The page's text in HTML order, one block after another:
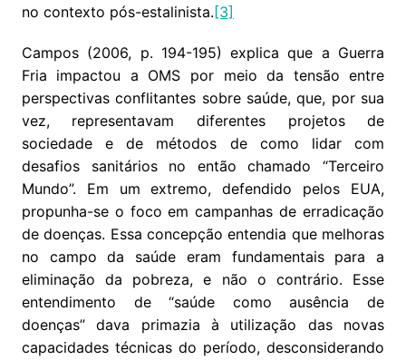
no contexto pós-estalinista. [3]
Campos (2006, p. 194-195) explica que a Guerra
Fria impactou a OMS por meio da tensão entre
perspectivas conflitantes sobre saúde, que, por sua
vez, representavam diferentes projetos de
sociedade e de métodos de como lidar com
desafios sanitários no então chamado “Terceiro
Mundo”. Em um extremo, defendido pelos EUA,
propunha-se o foco em campanhas de erradicação
de doenças. Essa concepção entendia que melhoras
no campo da saúde eram fundamentais para a
eliminação da pobreza, e não o contrário. Esse
entendimento de “saúde como ausência de
doenças” dava primazia à utilização das novas
capacidades técnicas do período, desconsiderando